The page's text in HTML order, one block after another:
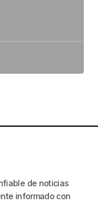
de noticias
informado con